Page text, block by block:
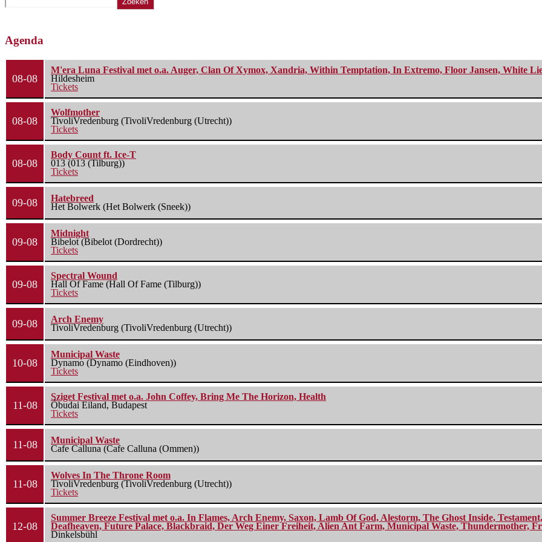
Agenda
08-08
M'era Luna Festival met o.a. Auger, Clan Of Xymox, Xandria, Within Temptation, In Extremo, Floor Jansen, White
Hildesheim
Tickets
08-08
Wolfmother
TivoliVredenburg (TivoliVredenburg (Utrecht))
Tickets
08-08
Body Count ft. Ice-T
013 (013 (Tilburg))
Tickets
09-08
Hatebreed
Het Bolwerk (Het Bolwerk (Sneek))
09-08
Midnight
Bibelot (Bibelot (Dordrecht))
Tickets
09-08
Spectral Wound
Hall Of Fame (Hall Of Fame (Tilburg))
Tickets
09-08
Arch Enemy
TivoliVredenburg (TivoliVredenburg (Utrecht))
10-08
Municipal Waste
Dynamo (Dynamo (Eindhoven))
Tickets
11-08
Sziget Festival met o.a. John Coffey, Bring Me The Horizon, Health
Óbudai Eiland, Budapest
Tickets
11-08
Municipal Waste
Cafe Calluna (Cafe Calluna (Ommen))
11-08
Wolves In The Throne Room
TivoliVredenburg (TivoliVredenburg (Utrecht))
Tickets
12-08
Summer Breeze Festival met o.a. In Flames, Arch Enemy, Saxon, Lamb Of God, Alestorm, The Ghost Inside,
Deafheaven, Future Palace, Blackbraid, Der Weg Einer Freiheit, Alien Ant Farm, Municipal Waste, Thundermother,
Dinkelsbühl